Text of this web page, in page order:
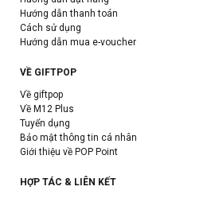
Hướng dẫn thanh toán
Cách sử dụng
Hướng dẫn mua e-voucher
VỀ GIFTPOP
Về giftpop
Về M12 Plus
Tuyển dụng
Bảo mật thông tin cá nhân
Giới thiệu về POP Point
HỢP TÁC & LIÊN KẾT